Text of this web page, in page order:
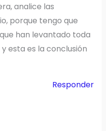
analice las
porque tengo que
han levantado toda
esta es la conclusión
Responder